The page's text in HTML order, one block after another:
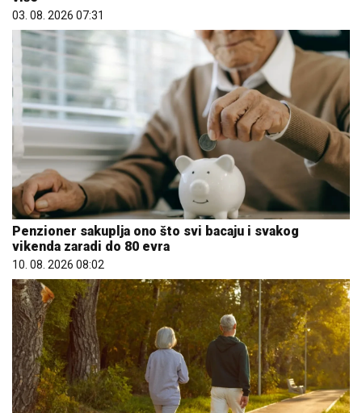
03. 08. 2026 07:31
Penzioner sakuplja ono što svi bacaju i svakog
vikenda zaradi do 80 evra
10. 08. 2026 08:02